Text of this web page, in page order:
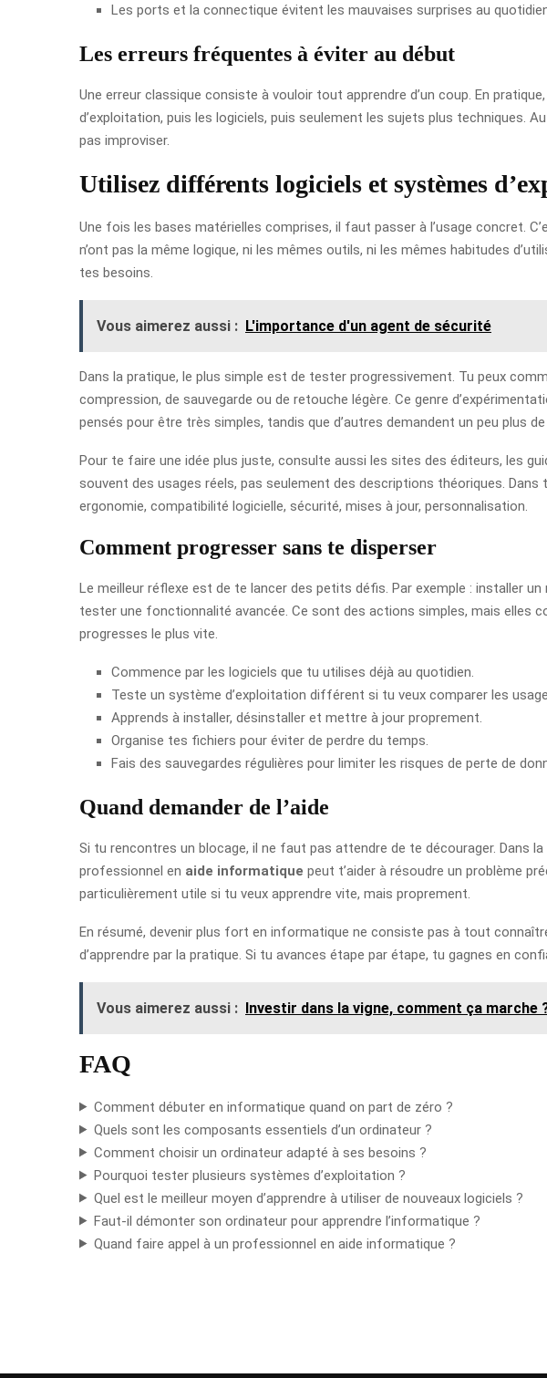
Les ports et la connectique évitent les mauvaises surprises au
Les erreurs fréquentes à éviter au début
Une erreur classique consiste à vouloir tout apprendre d’un coup. En
d’exploitation, puis les logiciels, puis seulement les sujets plus techniques.
pas improviser.
Utilisez différents logiciels et systèmes
Une fois les bases matérielles comprises, il faut passer à l’usage concret.
n’ont pas la même logique, ni les mêmes outils, ni les mêmes habitudes
tes besoins.
Vous aimerez aussi : L'importance d'un agent de sécurité
Dans la pratique, le plus simple est de tester progressivement. Tu peux
compression, de sauvegarde ou de retouche légère. Ce genre
pensés pour être très simples, tandis que d’autres demandent un peu plus de
Pour te faire une idée plus juste, consulte aussi les sites des éditeurs, les
souvent des usages réels, pas seulement des descriptions théoriques.
ergonomie, compatibilité logicielle, sécurité, mises à jour, personnalisation.
Comment progresser sans te disperser
Le meilleur réflexe est de te lancer des petits défis. Par exemple : installer
tester une fonctionnalité avancée. Ce sont des actions simples, mais elles
progresses le plus vite.
Commence par les logiciels que tu utilises déjà au quotidien.
Teste un système d’exploitation différent si tu veux comparer les
Apprends à installer, désinstaller et mettre à jour proprement.
Organise tes fichiers pour éviter de perdre du temps.
Fais des sauvegardes régulières pour limiter les risques de perte de
Quand demander de l’aide
Si tu rencontres un blocage, il ne faut pas attendre de te décourager. Dans
professionnel en aide informatique peut t’aider à résoudre un problème
particulièrement utile si tu veux apprendre vite, mais proprement.
En résumé, devenir plus fort en informatique ne consiste pas à tout
d’apprendre par la pratique. Si tu avances étape par étape, tu gagnes en
Vous aimerez aussi : Investir dans la vigne, comment ça marche
FAQ
Comment débuter en informatique quand on part de zéro ?
Quels sont les composants essentiels d’un ordinateur ?
Comment choisir un ordinateur adapté à ses besoins ?
Pourquoi tester plusieurs systèmes d’exploitation ?
Quel est le meilleur moyen d’apprendre à utiliser de nouveaux logiciels ?
Faut-il démonter son ordinateur pour apprendre l’informatique ?
Quand faire appel à un professionnel en aide informatique ?